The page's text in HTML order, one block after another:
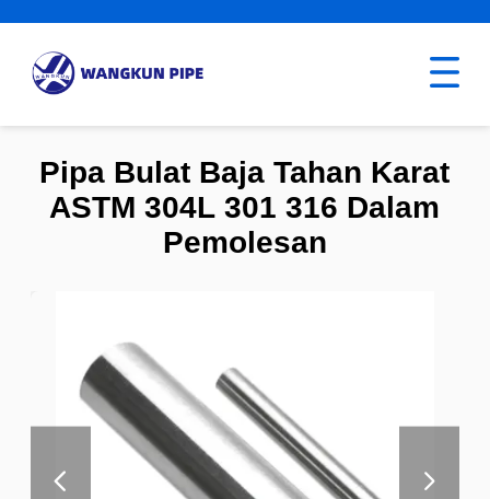
Pipa Bulat Baja Tahan Karat
ASTM 304L 301 316 Dalam
Pemolesan